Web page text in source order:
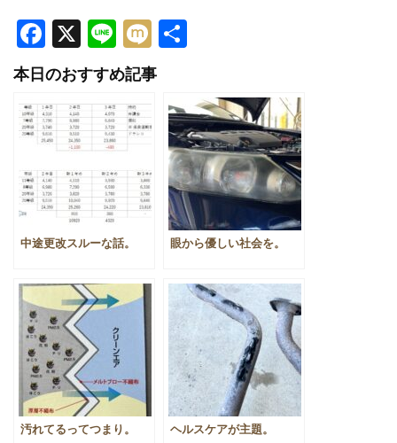
Facebook
X LineMixi
本日のおすすめ記事
中途更改スルーな話。 眼から優しい社会を。
汚れてるってつまり。 ヘルスケアが主題。